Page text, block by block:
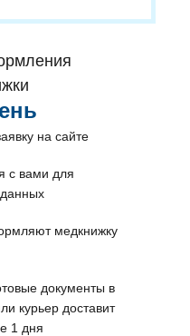
на сайте
с вами для
медкнижку
документы в
курьер доставит
1 дня